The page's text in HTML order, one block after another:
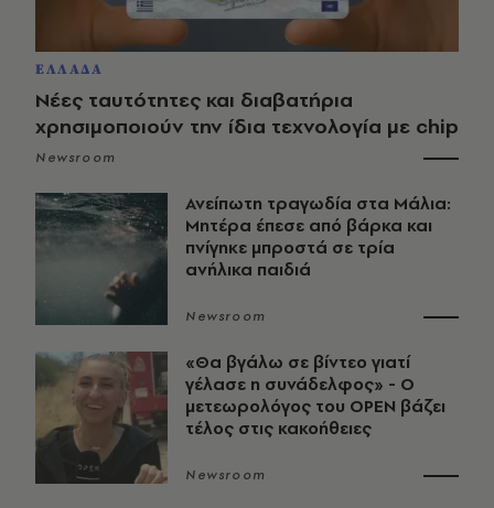
ΕΛΛΑΔΑ
Νέες ταυτότητες και διαβατήρια
χρησιμοποιούν την ίδια τεχνολογία με chip
Newsroom
Ανείπωτη τραγωδία στα Μάλια:
Μητέρα έπεσε από βάρκα και
πνίγηκε μπροστά σε τρία
ανήλικα παιδιά
Newsroom
«Θα βγάλω σε βίντεο γιατί
γέλασε η συνάδελφος» - Ο
μετεωρολόγος του OPEN βάζει
τέλος στις κακοήθειες
Newsroom